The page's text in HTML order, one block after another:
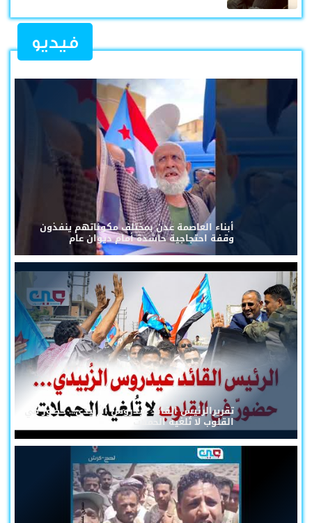
فيديو
أبناء العاصمة عدن بمختلف مكوناتهم ينفذون
وقفة احتجاجية حاشدة أمام ديوان عام
تقريرالرئيس القائد عيدروس الزُبيدي... حضورٌ في
القلوب لا تُلغيه الحملات